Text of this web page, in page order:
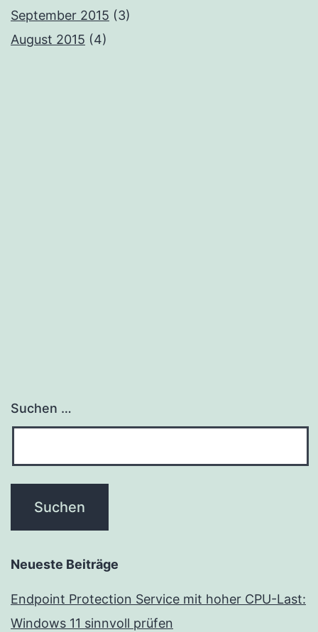
September 2015 (3)
August 2015 (4)
Suchen …
Neueste Beiträge
Endpoint Protection Service mit hoher CPU-Last:
Windows 11 sinnvoll prüfen